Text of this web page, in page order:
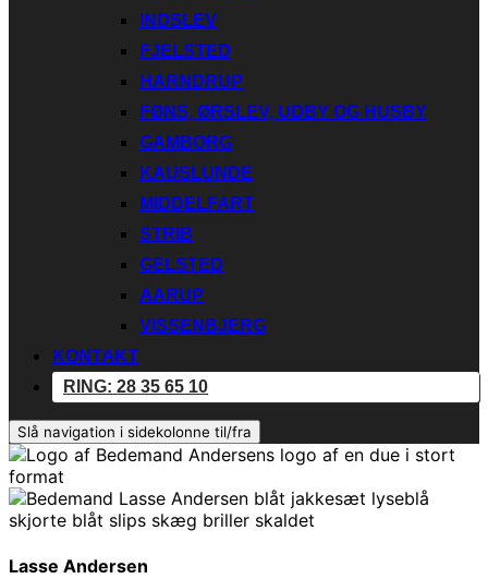
INDSLEV
FJELSTED
HARNDRUP
FØNS, ØRSLEV, UDBY OG HUSBY
GAMBORG
KAUSLUNDE
MIDDELFART
STRIB
GELSTED
AARUP
VISSENBJERG
KONTAKT
RING: 28 35 65 10
Slå navigation i sidekolonne til/fra
Lasse Andersen